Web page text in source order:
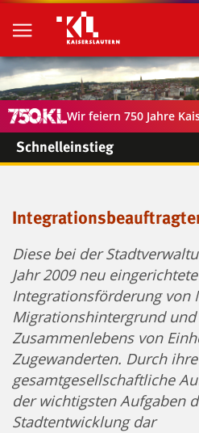
Wir feiern 750 Jahre
Schnelleinstieg
Diese bei der
Jahr 2009 neu
Integrationsförderung von
Migrationshintergrund
Zusammenlebens von
Zugewanderten. Durch ihre
gesamtgesellschaftliche
der wichtigsten Aufgaben
Stadtentwicklung dar